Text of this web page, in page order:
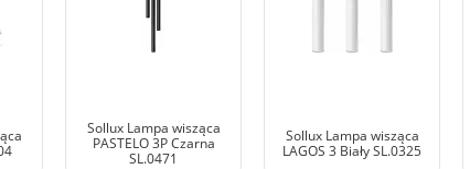
Sollux Lampa wisząca
PASTELO 3P Czarna
SL.0471
Sollux Lampa wisząca
LAGOS 3 Biały SL.0325